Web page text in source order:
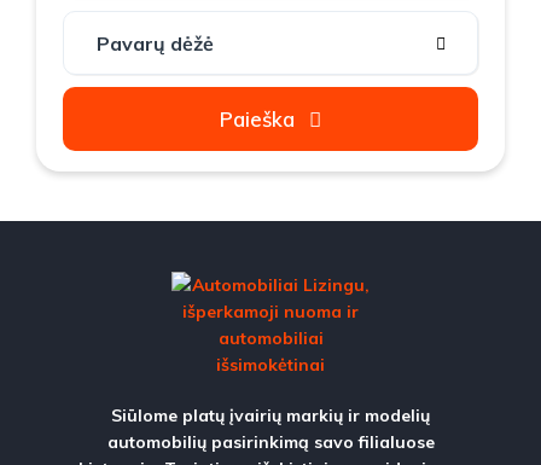
Paieška
Siūlome platų įvairių markių ir modelių
automobilių pasirinkimą savo filialuose